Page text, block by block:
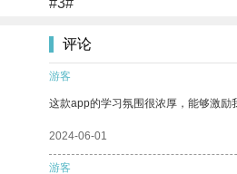
#3#
评论
游客
这款app的学习氛围很浓厚，能够激励
2024-06-01
游客